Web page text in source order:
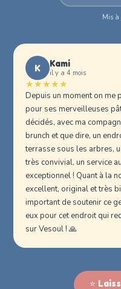
Mis
K Kami
il y a 4 mois
★★★★★
Depuis un moment on me
pour ses merveilleuses
décidés, avec ma
brunch et que dire, un
terrasse sous les arbres,
très convivial, un service
exceptionnel ! Quant à la
excellent, original et très
important de soutenir ce
eux pour cet endroit qui
sur Vesoul ! 🙏
⭐